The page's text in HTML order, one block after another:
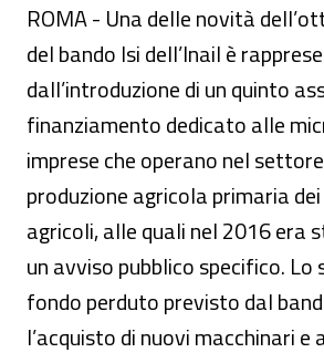
ROMA - Una delle novità
del bando Isi dell’Inail è
dall’introduzione di un quinto
finanziamento dedicato alle
imprese che operano nel
produzione agricola primaria
agricoli, alle quali nel 2016 era
un avviso pubblico specifico.
fondo perduto previsto dal
l’acquisto di nuovi macchinari